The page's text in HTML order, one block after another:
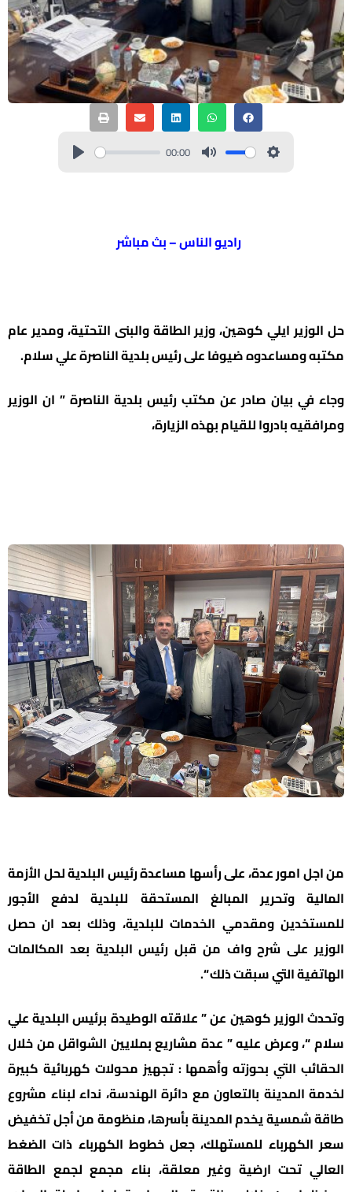
00:00
راديو الناس – بث مباشر
حل الوزير ايلي كوهين، وزير الطاقة والبنى التحتية، ومدير عام
مكتبه ومساعدوه ضيوفا على رئيس بلدية الناصرة علي سلام.
وجاء في بيان صادر عن مكتب رئيس بلدية الناصرة ” ان الوزير
ومرافقيه بادروا للقيام بهذه الزيارة،
من اجل امور عدة، على رأسها مساعدة رئيس البلدية لحل الأزمة
المالية وتحرير المبالغ المستحقة للبلدية لدفع الأجور
للمستخدين ومقدمي الخدمات للبلدية، وذلك بعد ان حصل
الوزير على شرح واف من قبل رئيس البلدية بعد المكالمات
الهاتفية التي سبقت ذلك “.
وتحدث الوزير كوهين عن ” علاقته الوطيدة برئيس البلدية علي
سلام “، وعرض عليه ” عدة مشاريع بملايين الشواقل من خلال
الحقائب التي بحوزته وأهمها : تجهيز محولات كهربائية كبيرة
لخدمة المدينة بالتعاون مع دائرة الهندسة، نداء لبناء مشروع
طاقة شمسية يخدم المدينة بأسرها، منظومة من أجل تخفيض
سعر الكهرباء للمستهلك، جعل خطوط الكهرباء ذات الضغط
العالي تحت ارضية وغير معلقة، بناء مجمع لجمع الطاقة